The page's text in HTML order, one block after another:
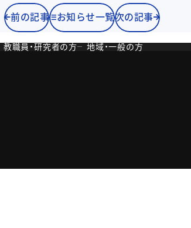
前の記事 お知らせ一覧次の記事
教職員・研究者の方
地域・一般の方